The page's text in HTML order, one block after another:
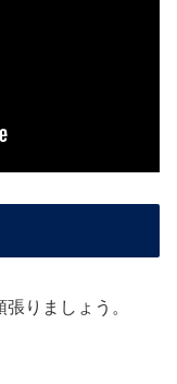
りましょう。